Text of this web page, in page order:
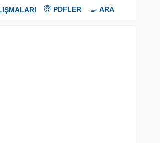
😇 PDFLER 🍳 ARA